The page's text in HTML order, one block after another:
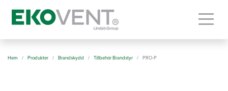
Hem Produkter Brandskydd Tillbehör Brandstyr PRO-P